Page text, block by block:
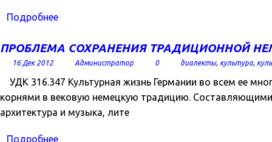
Подробнее
ПРОБЛЕМА СОХРАНЕНИЯ ТРАДИЦИОННОЙ
16 Дек 2012 Администратор 0 диалекты, культура,
УДК 316.347 Культурная жизнь Германии во всем ее
корнями в вековую немецкую традицию. Составляющими
архитектура и музыка, лите
Подробнее